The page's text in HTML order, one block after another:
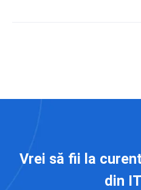
Vrei să fii la
din